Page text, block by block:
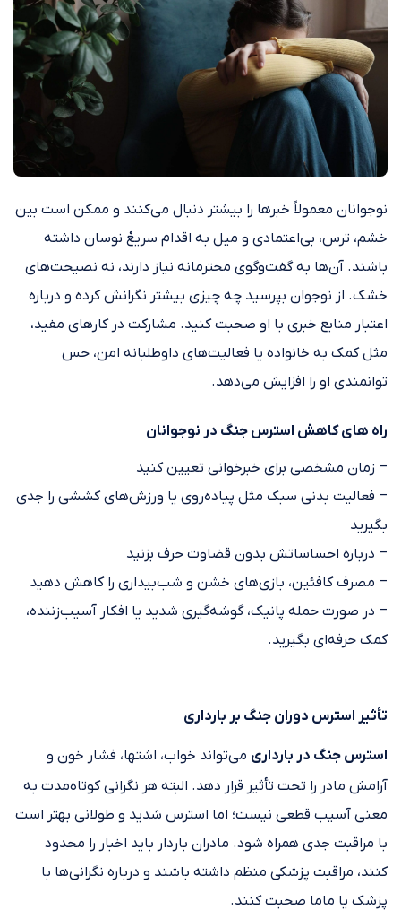
نوجوانان معمولاً خبرها را بیشتر دنبال می‌کنند و ممکن است بین
خشم، ترس، بی‌اعتمادی و میل به اقدام سریعْ نوسان داشته
باشند. آن‌ها به گفت‌وگوی محترمانه نیاز دارند، نه نصیحت‌های
خشک. از نوجوان بپرسید چه چیزی بیشتر نگرانش کرده و درباره
اعتبار منابع خبری با او صحبت کنید. مشارکت در کارهای مفید،
مثل کمک به خانواده یا فعالیت‌های داوطلبانه امن، حس
توانمندی او را افزایش می‌دهد.
راه های کاهش استرس جنگ در نوجوانان
– زمان مشخصی برای خبرخوانی تعیین کنید
– فعالیت بدنی سبک مثل پیاده‌روی یا ورزش‌های کششی را جدی
بگیرید
– درباره احساساتش بدون قضاوت حرف بزنید
– مصرف کافئین، بازی‌های خشن و شب‌بیداری را کاهش دهید
– در صورت حمله پانیک، گوشه‌گیری شدید یا افکار آسیب‌زننده،
کمک حرفه‌ای بگیرید.
تأثیر استرس دوران جنگ بر بارداری
استرس جنگ در بارداری می‌تواند خواب، اشتها، فشار خون و
آرامش مادر را تحت تأثیر قرار دهد. البته هر نگرانی کوتاه‌مدت به
معنی آسیب قطعی نیست؛ اما استرس شدید و طولانی بهتر است
با مراقبت جدی همراه شود. مادران باردار باید اخبار را محدود
کنند، مراقبت پزشکی منظم داشته باشند و درباره نگرانی‌ها با
پزشک یا ماما صحبت کنند.